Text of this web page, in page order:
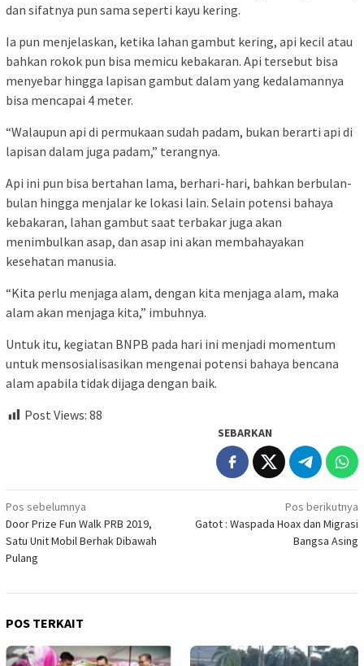
dan sifatnya pun sama seperti kayu kering.
Ia pun menjelaskan, ketika lahan gambut kering, api kecil atau
bahkan rokok pun bisa memicu kebakaran. Api tersebut bisa
menyebar hingga lapisan gambut dalam yang kedalamannya
bisa mencapai 4 meter.
“Walaupun api di permukaan sudah padam, bukan berarti api di
lapisan dalam juga padam,” terangnya.
Api ini pun bisa bertahan lama, berhari-hari, bahkan berbulan-
bulan hingga menjalar ke lokasi lain. Selain potensi bahaya
kebakaran, lahan gambut saat terbakar juga akan
menimbulkan asap, dan asap ini akan membahayakan
kesehatan manusia.
“Kita perlu menjaga alam, dengan kita menjaga alam, maka
alam akan menjaga kita,” imbuhnya.
Untuk itu, kegiatan BNPB pada hari ini menjadi momentum
untuk mensosialisasikan mengenai potensi bahaya bencana
alam apabila tidak dijaga dengan baik.
Post Views: 88
SEBARKAN
Navigasi
pos
Pos sebelumnya
Door Prize Fun Walk PRB 2019,
Satu Unit Mobil Berhak Dibawah
Pulang
Pos berikutnya
Gatot : Waspada Hoax dan Migrasi
Bangsa Asing
POS TERKAIT